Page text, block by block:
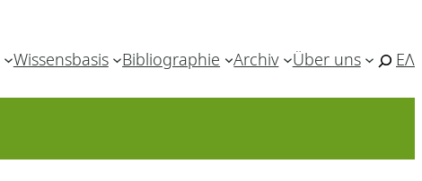
Wissensbasis Bibliographie Archiv Über uns ΕΛ